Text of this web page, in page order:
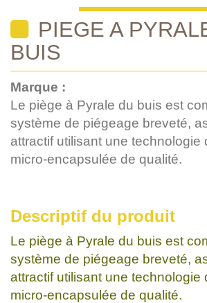
PIEGE A
BUIS
Marque :
Le piège à Pyrale du buis est
système de piégeage breveté,
attractif utilisant une technologie
micro-encapsulée de qualité.
Descriptif du produit
Le piège à Pyrale du buis est
système de piégeage breveté,
attractif utilisant une technologie
micro-encapsulée de qualité.